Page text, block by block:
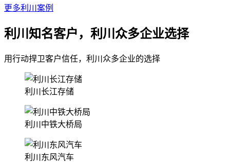
更多利川案例
利川知名客户，利川众多企业选择
用行动捍卫客户信任，利川众多企业的选择
利川长江存储
利川中铁大桥局
利川东风汽车